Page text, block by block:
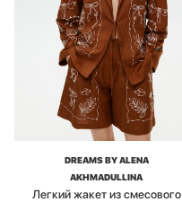
DREAMS BY ALENA
AKHMADULLINA
Легкий жакет из смесового